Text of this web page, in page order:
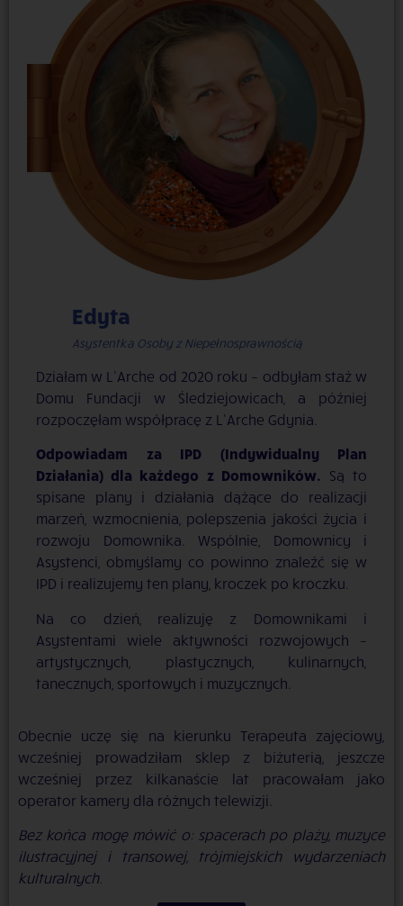
Edyta
Asystentka Osoby z Niepełnosprawnością
Działam w L’Arche od 2020 roku – odbyłam staż w
Domu Fundacji w Śledziejowicach, a później
rozpoczęłam współpracę z L’Arche Gdynia.
Odpowiadam za IPD (Indywidualny Plan
Działania) dla każdego z Domowników. Są to
spisane plany i działania dążące do realizacji
marzeń, wzmocnienia, polepszenia jakości życia i
rozwoju Domownika. Wspólnie, Domownicy i
Asystenci, obmyślamy co powinno znaleźć się w
IPD i realizujemy ten plany, kroczek po kroczku.
Na co dzień, realizuję z Domownikami i
Asystentami wiele aktywności rozwojowych –
artystycznych, plastycznych, kulinarnych,
tanecznych, sportowych i muzycznych.
Obecnie uczę się na kierunku Terapeuta zajęciowy,
wcześniej prowadziłam sklep z biżuterią, jeszcze
wcześniej przez kilkanaście lat pracowałam jako
operator kamery dla różnych telewizji.
Bez końca mogę mówić o: spacerach po plaży, muzyce
ilustracyjnej i transowej, trójmiejskich wydarzeniach
kulturalnych.